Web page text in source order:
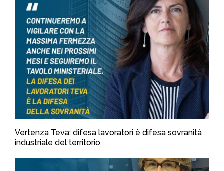
Vertenza Teva: difesa lavoratori è difesa sovranità
industriale del territorio